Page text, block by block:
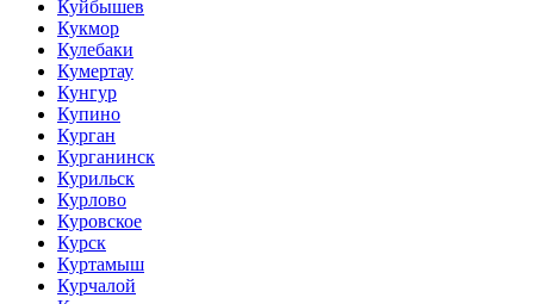
Куйбышев
Кукмор
Кулебаки
Кумертау
Кунгур
Купино
Курган
Курганинск
Курильск
Курлово
Куровское
Курск
Куртамыш
Курчалой